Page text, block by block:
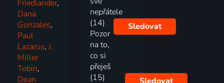
Friedlander,
Dana
Gonzales,
Paul
Lazarus,J.
Miller
Tobin,
Dean
nepřátele
(14)
Pozor
na to,
co si
přeješ
Sledovat
(15)